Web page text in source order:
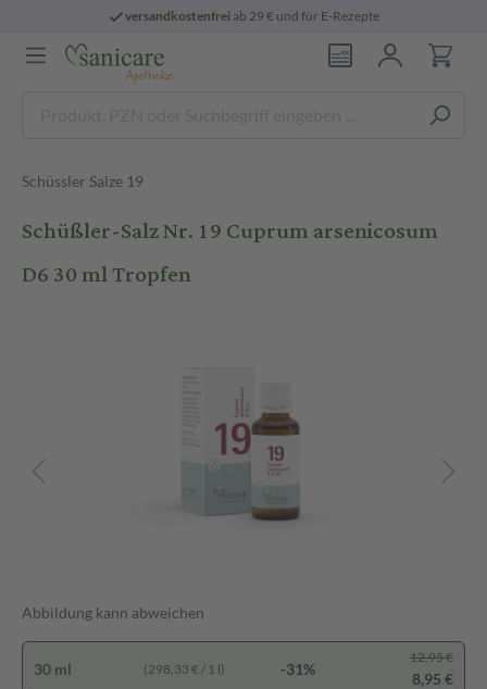
versandkostenfreiab 29 € und für E-Rezepte
Schüssler Salze 19
Schüßler-Salz Nr. 19 Cuprum arsenicosum
D6 30 ml Tropfen
Abbildung kann abweichen
30 ml (298,33 € / 1 l) -31%
12,95 €
8,95 €